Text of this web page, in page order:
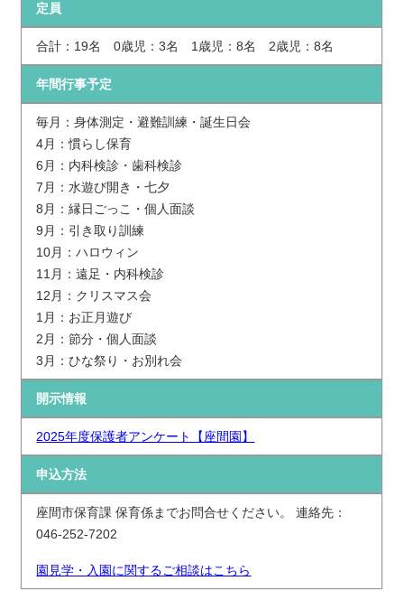
定員
合計：19名 0歳児：3名 1歳児：8名 2歳児：8名
年間行事予定
毎月：身体測定・避難訓練・誕生日会
4月：慣らし保育
6月：内科検診・歯科検診
7月：水遊び開き・七夕
8月：縁日ごっこ・個人面談
9月：引き取り訓練
10月：ハロウィン
11月：遠足・内科検診
12月：クリスマス会
1月：お正月遊び
2月：節分・個人面談
3月：ひな祭り・お別れ会
開示情報
2025年度保護者アンケート【座間園】
申込方法
座間市保育課 保育係までお問合せください。 連絡先：
046-252-7202
園見学・入園に関するご相談はこちら